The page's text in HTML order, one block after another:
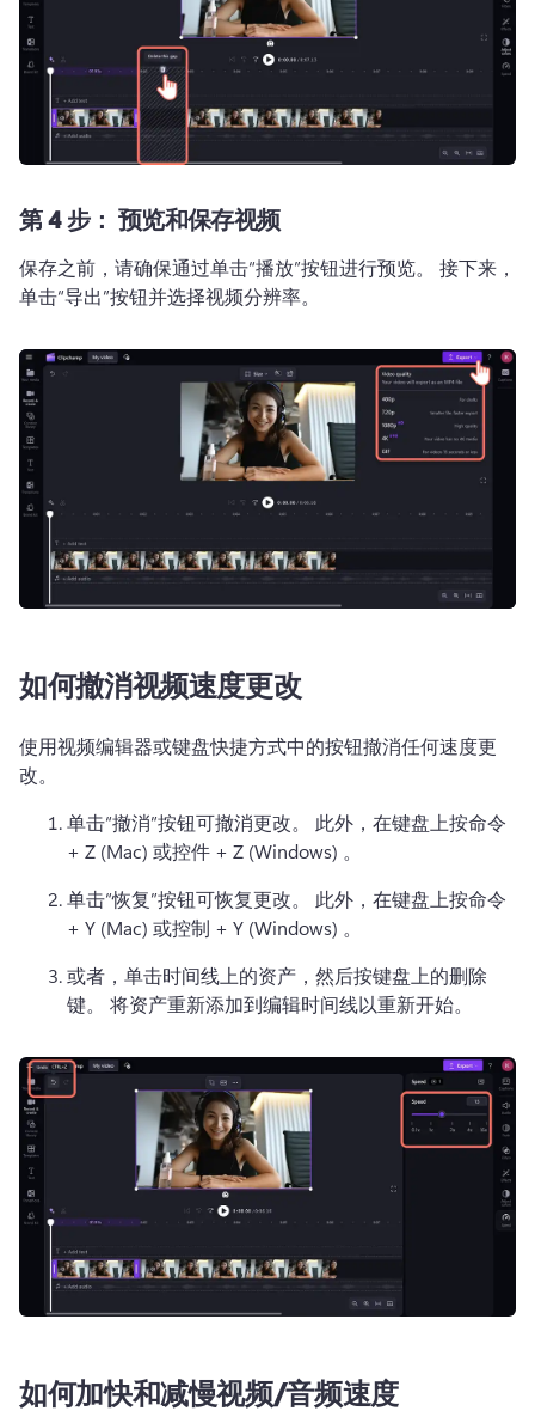
第 4 步： 预览和保存视频
保存之前，请确保通过单击“播放”按钮进行预览。 接下来，
单击“导出”按钮并选择视频分辨率。
如何撤消视频速度更改
使用视频编辑器或键盘快捷方式中的按钮撤消任何速度更
改。
单击“撤消”按钮可撤消更改。 此外，在键盘上按命令
+ Z (Mac) 或控件 + Z (Windows) 。
单击“恢复”按钮可恢复更改。 此外，在键盘上按命令
+ Y (Mac) 或控制 + Y (Windows) 。
或者，单击时间线上的资产，然后按键盘上的删除
键。 将资产重新添加到编辑时间线以重新开始。
如何加快和减慢视频/音频速度